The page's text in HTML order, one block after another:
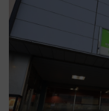
推し活を楽しもう！（2026
8/1～31）